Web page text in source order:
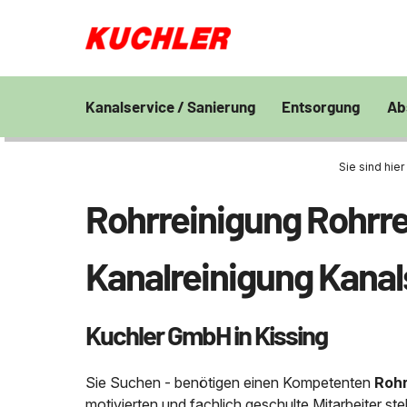
Kanalservice / Sanierung
Kanalsanierung Großprofilsanierung
Grubenentleerung
24h Notdienst
Umpumpen
Entsorgung
Entsorgung und
von Bohrschlamm
Saugwagen
Unternehmen
Stellenangebote
Kontakt
Sie sind hier
Rohrreinigung
Kanalreinigung
Kuchler GmbH in Kissing
Sie Suchen - benötigen einen Kompetenten